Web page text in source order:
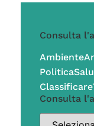
Consulta
Ambiente
Politica
Classificare
Consulta